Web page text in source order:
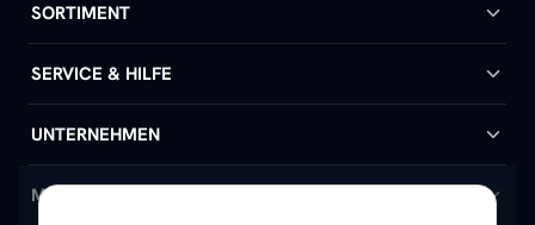
SORTIMENT
Badheizkörper
Handtuchheizkörper
Design-Heizkörper
SERVICE & HILFE
Hilfe & Kontakt
Versand & Lieferung
UNTERNEHMEN
Wir über uns
MEIN KONTO